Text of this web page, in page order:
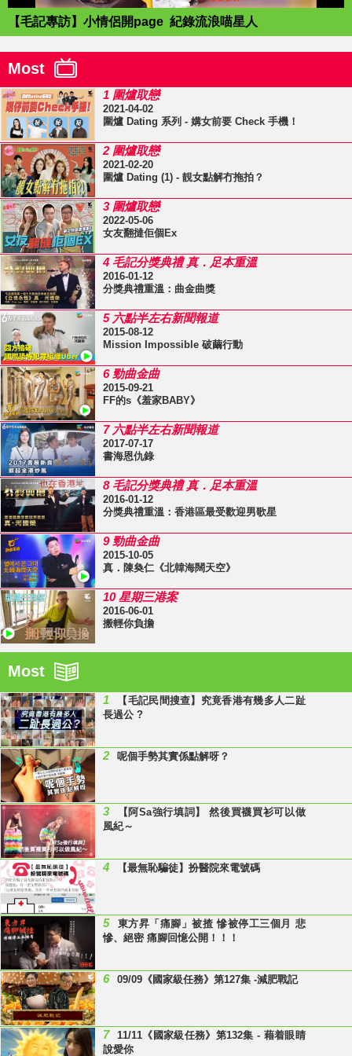
【毛記專訪】小情侶開page 紀錄流浪喵星人
Most
1 圍爐取戀
2021-04-02
圍爐 Dating 系列 - 媾女前要 Check 手機！
2 圍爐取戀
2021-02-20
圍爐 Dating (1) - 靚女點解冇拖拍？
3 圍爐取戀
2022-05-06
女友翻撻佢個Ex
4 毛記分獎典禮 真．足本重溫
2016-01-12
分獎典禮重溫：曲金曲獎
5 六點半左右新聞報道
2015-08-12
Mission Impossible 破繭行動
6 勁曲金曲
2015-09-21
FF的s《羞家BABY》
7 六點半左右新聞報道
2017-07-17
書海恩仇錄
8 毛記分獎典禮 真．足本重溫
2016-01-12
分獎典禮重溫：香港區最受歡迎男歌星
9 勁曲金曲
2015-10-05
真．陳奐仁《北韓海闊天空》
10 星期三港案
2016-06-01
搬輕你負擔
Most
1
【毛記民間搜查】究竟香港有幾多人二趾
長過公 ?
2 呢個手勢其實係點解呀？
3
【阿Sa強行填詞】 然後買襪買衫可以做
風紀～
4 【最無恥騙徒】扮醫院來電號碼
5
東方昇「痛腳」被揸 慘被停工三個月 悲
慘、絕密 痛腳回憶公開！！！
6 09/09《國家級任務》第127集 -減肥戰記
7
11/11《國家級任務》第132集 - 藉着眼睛
說愛你